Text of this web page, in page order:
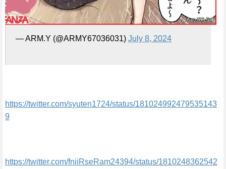
— ARM.Y (@ARMY67036031) July 8, 2024
https://twitter.com/syuten1724/status/181024992479535143
9
https://twitter.com/fniiRseRam24394/status/1810248362542